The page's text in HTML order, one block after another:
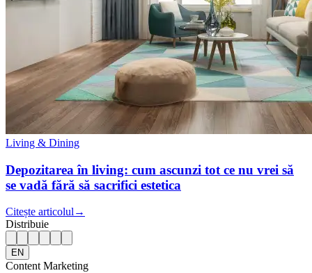
Living & Dining
Depozitarea în living: cum ascunzi tot ce nu vrei să
se vadă fără să sacrifici estetica
Citește articolul →
Distribuie
EN
Content Marketing